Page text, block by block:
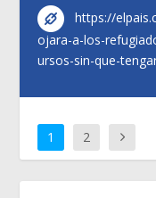
https://
ojara-a-los-
ursos-sin-que-
1 2